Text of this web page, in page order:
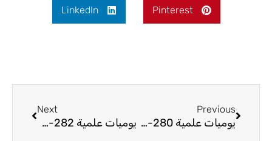
Pinterest
LinkedIn
Previous
يوميات علمية 280-25
Next
يوميات علمية 282-25